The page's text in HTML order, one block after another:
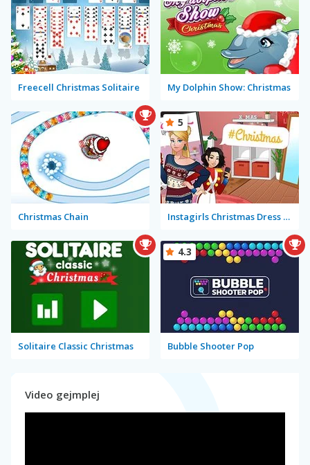
Freecell Christmas Solitaire My Dolphin Show: Christmas
Christmas Chain Instagirls Christmas Dress Up
5
Solitaire Classic Christmas Bubble Shooter Pop
4.3
Video gejmplej